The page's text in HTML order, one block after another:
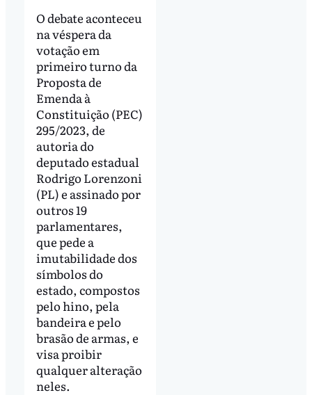
O debate aconteceu
na véspera da
votação em
primeiro turno da
Proposta de
Emenda à
Constituição (PEC)
295/2023, de
autoria do
deputado estadual
Rodrigo Lorenzoni
(PL) e assinado por
outros 19
parlamentares,
que pede a
imutabilidade dos
símbolos do
estado, compostos
pelo hino, pela
bandeira e pelo
brasão de armas, e
visa proibir
qualquer alteração
neles.